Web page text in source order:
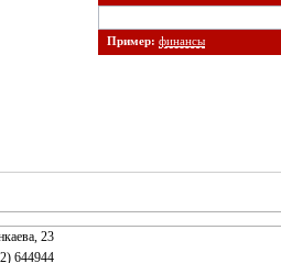
Пример: финансы
23
644944